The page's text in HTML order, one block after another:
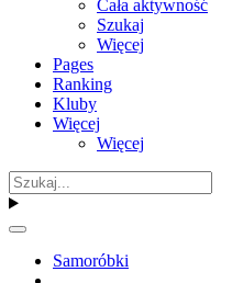
Cała aktywność
Szukaj
Więcej
Pages
Ranking
Kluby
Więcej
Więcej
Samoróbki